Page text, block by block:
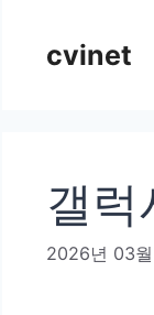
cvinet
갤럭
2026년 03